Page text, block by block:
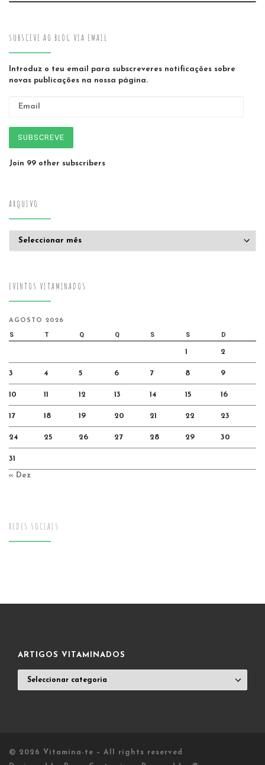
SUBSCEVE AO BLOG VIA EMAIL
Introduz o teu email para subscreveres notificações sobre
novas publicações na nossa página.
SUBSCREVE
Join 99 other subscribers
ARQUIVO
EVENTOS VITAMINADOS
AGOSTO 2026
S T Q Q S S D
1 2
3 4 5 6 7 8 9
10 11 12 13 14 15 16
17 18 19 20 21 22 23
24 25 26 27 28 29 30
31
« Dez
REDES SOCIAIS
ARTIGOS VITAMINADOS
VITAMINADOS
© 2026 Vitamina-te – All rights reserved